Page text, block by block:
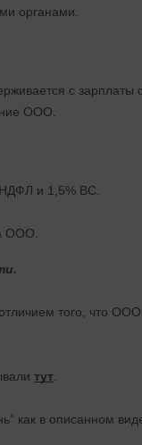
органами.
с зарплаты
ООО.
и 1,5% ВС.
ООО.
того, что
тут
как в описанном